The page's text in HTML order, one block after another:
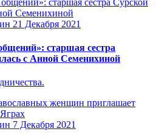
21 Декабря 2021
старшая сестра
с Анной Семенихиной
7 Декабря 2021